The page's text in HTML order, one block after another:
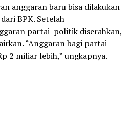
anggaran baru bisa dilakukan
BPK. Setelah
partai politik diserahkan,
“Anggaran bagi partai
2 miliar lebih,” ungkapnya.